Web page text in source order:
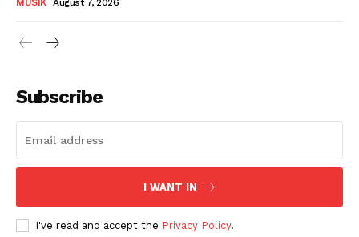
MUSIK August 7, 2026
Subscribe
I WANT IN
I've read and accept the Privacy Policy.